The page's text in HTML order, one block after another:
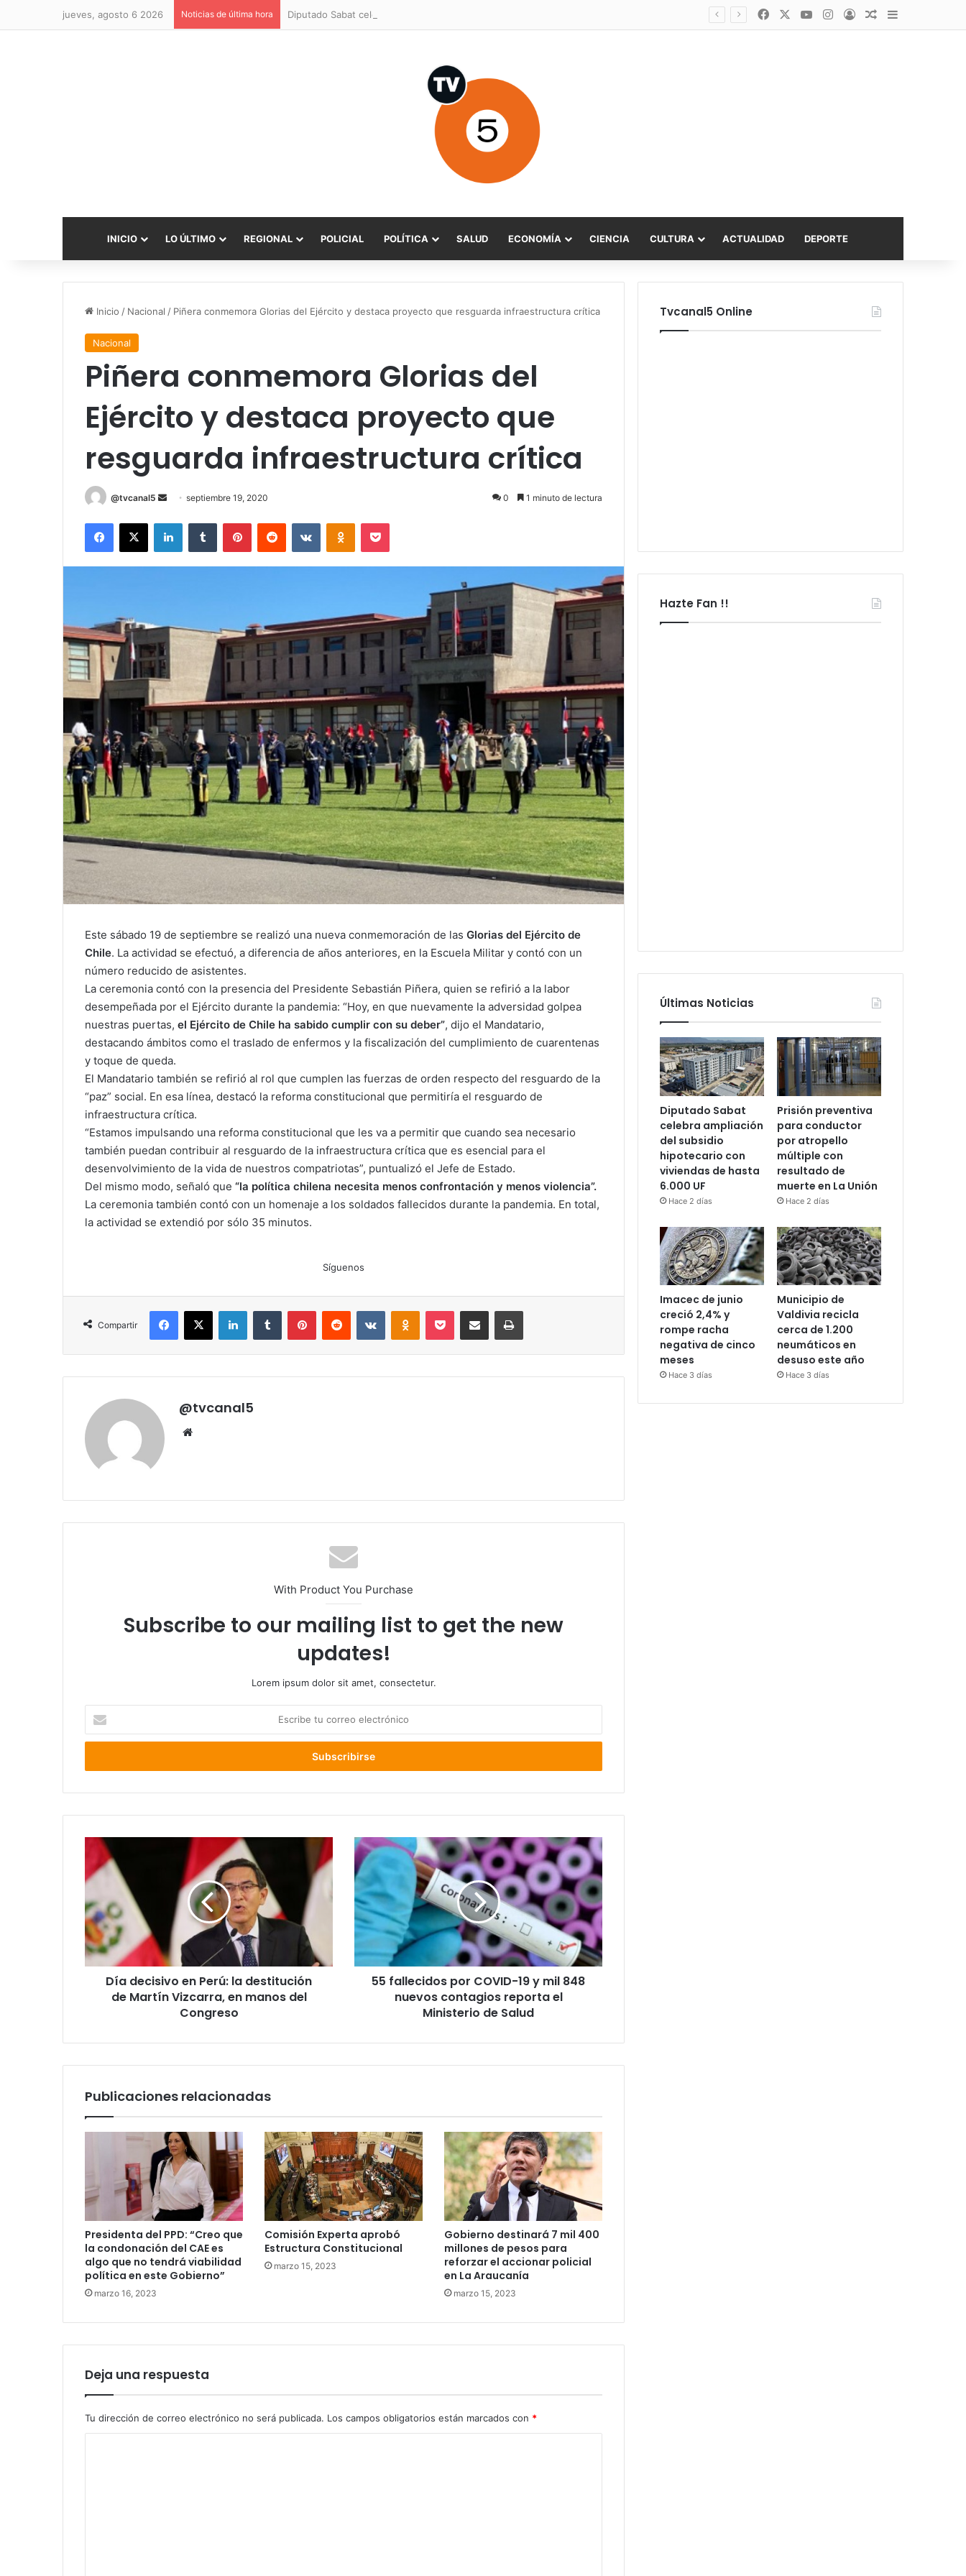
jueves, agosto 6 2026 Noticias de última hora Diputado Sabat celebra ampliación del subsidio hipotecario con viviendas de hasta 6.000 UF FacebookYouTubeInstagram
AccesoPublicación al
Barra lateral
INICIO LO ÚLTIMO REGIONAL POLICIAL POLÍTICA SALUD ECONOMÍA CIENCIA CULTURA ACTUALIDAD DEPORTE
Inicio / Nacional / Piñera conmemora Glorias del Ejército y destaca proyecto que resguarda infraestructura crítica
Nacional
Piñera conmemora Glorias del
Ejército y destaca proyecto que
resguarda infraestructura crítica
@tvcanal5
Send
email
septiembre 19, 2020 0 1 minuto de lectura
Facebook
X LinkedInTumblr PinterestReddit VKontakteOdnoklassniki
Pocket
Este sábado 19 de septiembre se realizó una nueva conmemoración de las Glorias del Ejército de
Chile. La actividad se efectuó, a diferencia de años anteriores, en la Escuela Militar y contó con un
número reducido de asistentes.
La ceremonia contó con la presencia del Presidente Sebastián Piñera, quien se refirió a la labor
desempeñada por el Ejército durante la pandemia: “Hoy, en que nuevamente la adversidad golpea
nuestras puertas, el Ejército de Chile ha sabido cumplir con su deber”, dijo el Mandatario,
destacando ámbitos como el traslado de enfermos y la fiscalización del cumplimiento de cuarentenas
y toque de queda.
El Mandatario también se refirió al rol que cumplen las fuerzas de orden respecto del resguardo de la
“paz” social. En esa línea, destacó la reforma constitucional que permitiría el resguardo de
infraestructura crítica.
“Estamos impulsando una reforma constitucional que les va a permitir que cuando sea necesario
también puedan contribuir al resguardo de la infraestructura crítica que es esencial para el
desenvolvimiento de la vida de nuestros compatriotas”, puntualizó el Jefe de Estado.
Del mismo modo, señaló que “la política chilena necesita menos confrontación y menos violencia”.
La ceremonia también contó con un homenaje a los soldados fallecidos durante la pandemia. En total,
la actividad se extendió por sólo 35 minutos.
Síguenos
Compartir
Facebook
X LinkedInTumblr PinterestReddit VKontakteOdnoklassniki
Pocket Compartir por correo electrónicoImprimir
@tvcanal5
With Product You Purchase
Subscribe to our mailing list to get the new
updates!
Lorem ipsum dolor sit amet, consectetur.
correo
decisivo
en
Perú:
la
destitución
de
Martín
Vizcarra,
manos
Día decisivo en Perú: la destitución
de Martín Vizcarra, en manos del
Congreso
55
fallecidos
por
COVID-
19
y
mil
848
nuevos
contagios
55 fallecidos por COVID-19 y mil 848
nuevos contagios reporta el
Ministerio de Salud
Publicaciones relacionadas
Presidenta del PPD: “Creo que
la condonación del CAE es
algo que no tendrá viabilidad
política en este Gobierno”
marzo 16, 2023
Comisión Experta aprobó
Estructura Constitucional
marzo 15, 2023
Gobierno destinará 7 mil 400
millones de pesos para
reforzar el accionar policial
en La Araucanía
marzo 15, 2023
Deja una respuesta
Tu dirección de correo electrónico no será publicada. Los campos obligatorios están marcados con *
Tvcanal5 Online
Hazte Fan !!
Últimas Noticias
Diputado Sabat
celebra ampliación
del subsidio
hipotecario con
viviendas de hasta
6.000 UF
Hace 2 días
Prisión preventiva
para conductor
por atropello
múltiple con
resultado de
muerte en La Unión
Hace 2 días
Imacec de junio
creció 2,4% y
rompe racha
negativa de cinco
meses
Hace 3 días
Municipio de
Valdivia recicla
cerca de 1.200
neumáticos en
desuso este año
Hace 3 días